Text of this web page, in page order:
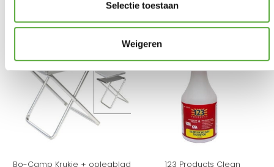
Selectie toestaan
Weigeren
Bo-Camp Krukje + oplegblad
123 Products Clean